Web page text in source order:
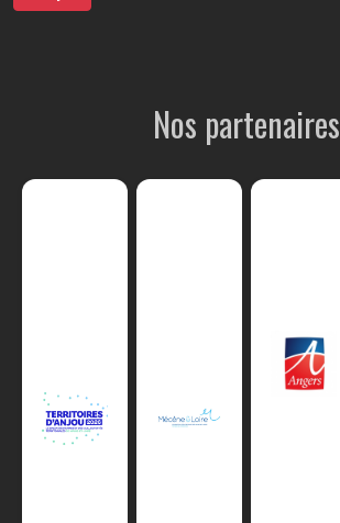
Nos partenaires